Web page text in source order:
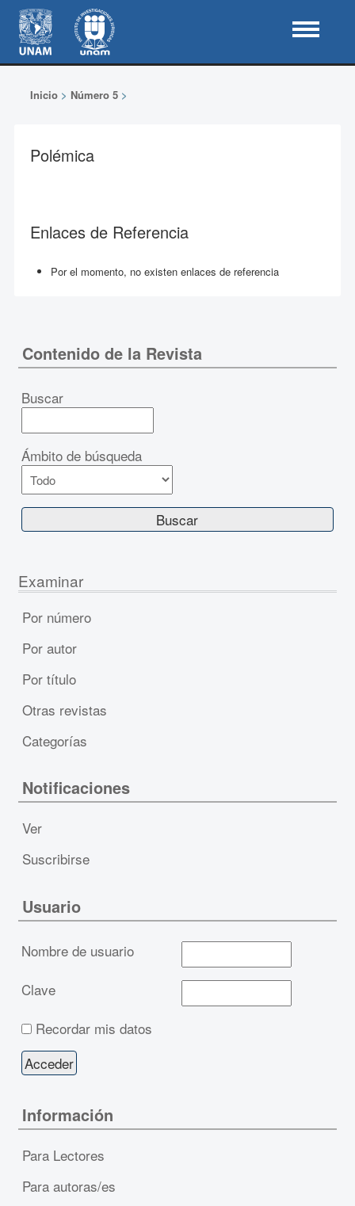
Inicio> Número 5>
Polémica
Enlaces de Referencia
Por el momento, no existen enlaces de referencia
Contenido de la Revista
Buscar
Ámbito de búsqueda
Examinar
Por número
Por autor
Por título
Otras revistas
Categorías
Notificaciones
Ver
Suscribirse
Usuario
Nombre de usuario
Clave
Recordar mis datos
Información
Para Lectores
Para autoras/es